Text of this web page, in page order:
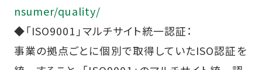
nsumer/quality/
◆「ISO9001」マルチサイト統一認証：
事業の拠点ごとに個別で取得していたISO認証を